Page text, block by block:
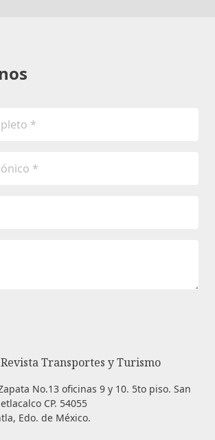
Transportes y Turismo
No.13 oficinas 9 y 10. 5to piso. San
CP. 54055
Edo. de México.